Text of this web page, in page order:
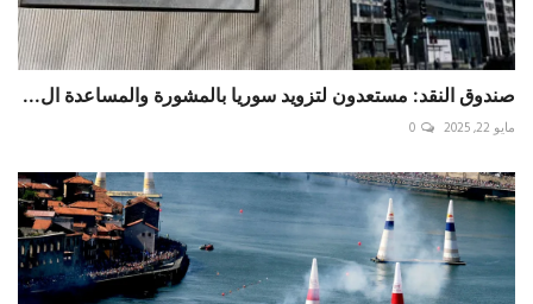
صندوق النقد: مستعدون لتزويد سوريا بالمشورة والمساعدة ال...
مايو 22, 2025 0